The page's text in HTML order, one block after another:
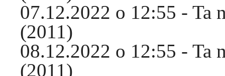
07.12.2022 o 12:55 - Ta
(2011)
08.12.2022 o 12:55 - Ta
(2011)